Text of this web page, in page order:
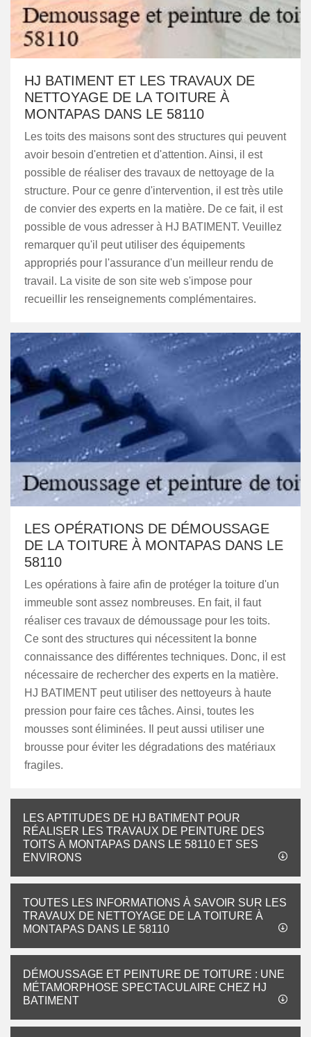
HJ BATIMENT ET LES TRAVAUX DE
NETTOYAGE DE LA TOITURE À
MONTAPAS DANS LE 58110
Les toits des maisons sont des structures qui peuvent
avoir besoin d'entretien et d'attention. Ainsi, il est
possible de réaliser des travaux de nettoyage de la
structure. Pour ce genre d'intervention, il est très utile
de convier des experts en la matière. De ce fait, il est
possible de vous adresser à HJ BATIMENT. Veuillez
remarquer qu'il peut utiliser des équipements
appropriés pour l'assurance d'un meilleur rendu de
travail. La visite de son site web s'impose pour
recueillir les renseignements complémentaires.
LES OPÉRATIONS DE DÉMOUSSAGE
DE LA TOITURE À MONTAPAS DANS LE
58110
Les opérations à faire afin de protéger la toiture d'un
immeuble sont assez nombreuses. En fait, il faut
réaliser ces travaux de démoussage pour les toits.
Ce sont des structures qui nécessitent la bonne
connaissance des différentes techniques. Donc, il est
nécessaire de rechercher des experts en la matière.
HJ BATIMENT peut utiliser des nettoyeurs à haute
pression pour faire ces tâches. Ainsi, toutes les
mousses sont éliminées. Il peut aussi utiliser une
brousse pour éviter les dégradations des matériaux
fragiles.
LES APTITUDES DE HJ BATIMENT POUR
RÉALISER LES TRAVAUX DE PEINTURE DES
TOITS À MONTAPAS DANS LE 58110 ET SES
ENVIRONS
TOUTES LES INFORMATIONS À SAVOIR SUR LES
TRAVAUX DE NETTOYAGE DE LA TOITURE À
MONTAPAS DANS LE 58110
DÉMOUSSAGE ET PEINTURE DE TOITURE : UNE
MÉTAMORPHOSE SPECTACULAIRE CHEZ HJ
BATIMENT